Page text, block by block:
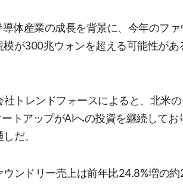
導体産業の成長を背景に、今年のフ
が300兆ウォンを超える可能性があ
社トレンドフォースによると、北米
ートアップがAIへの投資を継続して
だ。
ウンドリー売上は前年比24.8%増の